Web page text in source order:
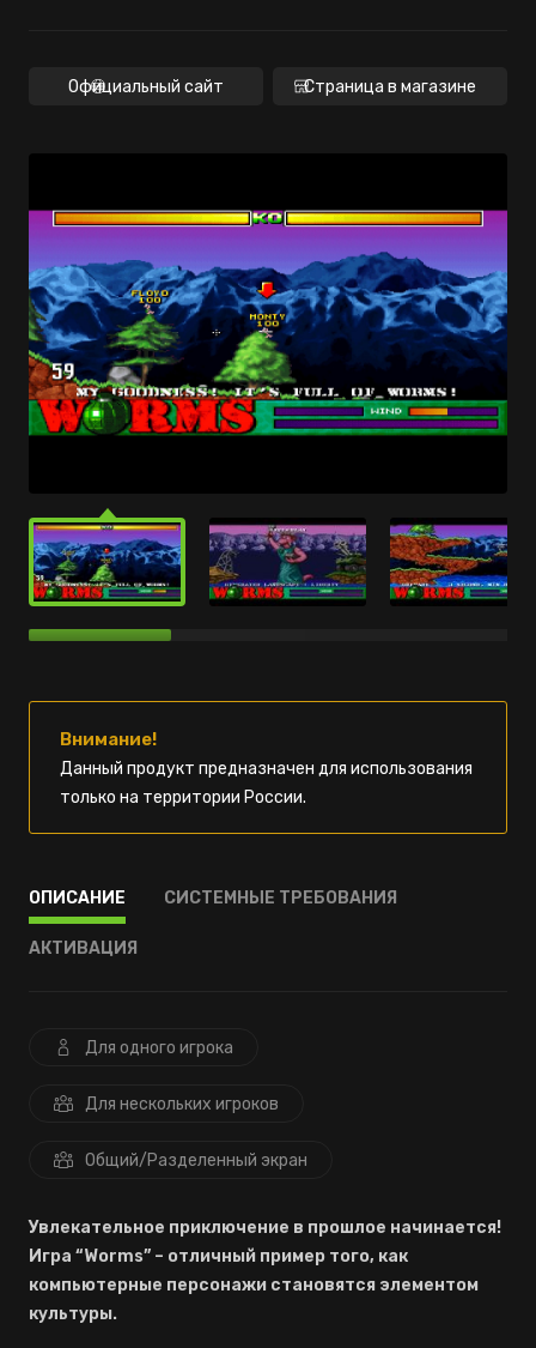
Официальный сайт Страница в магазине
Внимание!
Данный продукт предназначен для использования
только на территории России.
ОПИСАНИЕ СИСТЕМНЫЕ ТРЕБОВАНИЯ
АКТИВАЦИЯ
Для одного игрока
Для нескольких игроков
Общий/Разделенный экран
Увлекательное приключение в прошлое начинается!
Игра “Worms” – отличный пример того, как
компьютерные персонажи становятся элементом
культуры.